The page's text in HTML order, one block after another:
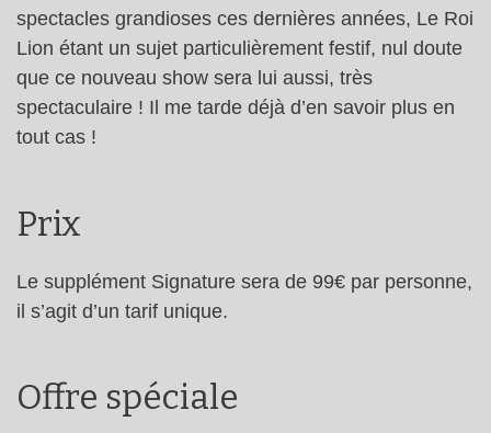
spectacles grandioses ces dernières années, Le Roi
Lion étant un sujet particulièrement festif, nul doute
que ce nouveau show sera lui aussi, très
spectaculaire ! Il me tarde déjà d’en savoir plus en
tout cas !
Prix
Le supplément Signature sera de 99€ par personne,
il s’agit d’un tarif unique.
Offre spéciale